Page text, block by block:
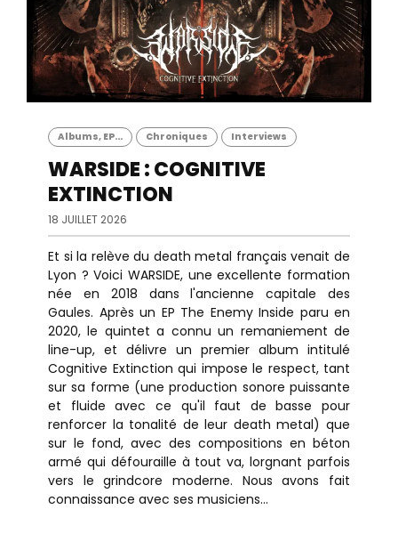
Albums, EP... Chroniques Interviews
WARSIDE : COGNITIVE
EXTINCTION
18 JUILLET 2026
Et si la relève du death metal français venait de
Lyon ? Voici WARSIDE, une excellente formation
née en 2018 dans l'ancienne capitale des
Gaules. Après un EP The Enemy Inside paru en
2020, le quintet a connu un remaniement de
line-up, et délivre un premier album intitulé
Cognitive Extinction qui impose le respect, tant
sur sa forme (une production sonore puissante
et fluide avec ce qu'il faut de basse pour
renforcer la tonalité de leur death metal) que
sur le fond, avec des compositions en béton
armé qui défouraille à tout va, lorgnant parfois
vers le grindcore moderne. Nous avons fait
connaissance avec ses musiciens...